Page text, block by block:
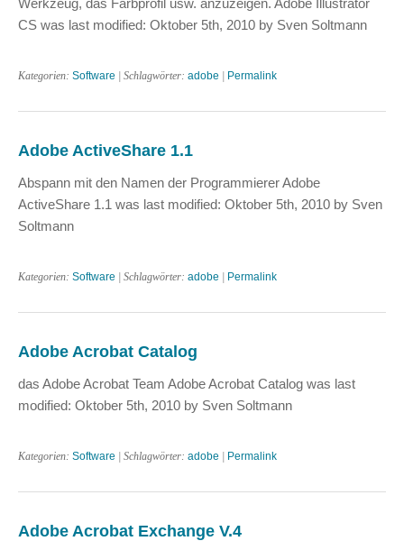
Werkzeug, das Farbprofil usw. anzuzeigen. Adobe Illustrator
CS was last modified: Oktober 5th, 2010 by Sven Soltmann
Kategorien: Software | Schlagwörter: adobe Permalink
Adobe ActiveShare 1.1
Abspann mit den Namen der Programmierer Adobe
ActiveShare 1.1 was last modified: Oktober 5th, 2010 by Sven
Soltmann
Kategorien: Software | Schlagwörter: adobe Permalink
Adobe Acrobat Catalog
das Adobe Acrobat Team Adobe Acrobat Catalog was last
modified: Oktober 5th, 2010 by Sven Soltmann
Kategorien: Software | Schlagwörter: adobe Permalink
Adobe Acrobat Exchange V.4